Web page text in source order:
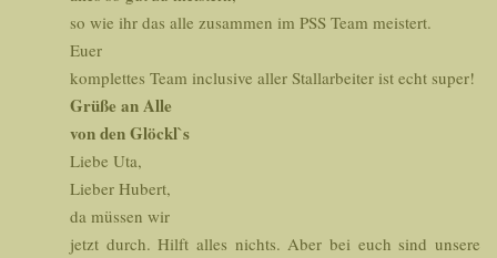
so wie ihr das alle zusammen im PSS Team meistert.
Euer
komplettes Team inclusive aller Stallarbeiter ist echt super!
Grüße an Alle
von den Glöckl`s
Liebe Uta,
Lieber Hubert,
da müssen wir
jetzt durch. Hilft alles nichts. Aber bei euch sind unsere